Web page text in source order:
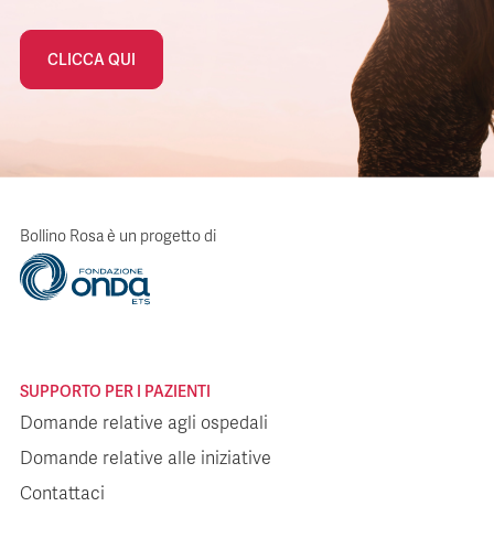
CLICCA QUI
Bollino Rosa è un progetto di
SUPPORTO PER I PAZIENTI
Domande relative agli ospedali
Domande relative alle iniziative
Contattaci